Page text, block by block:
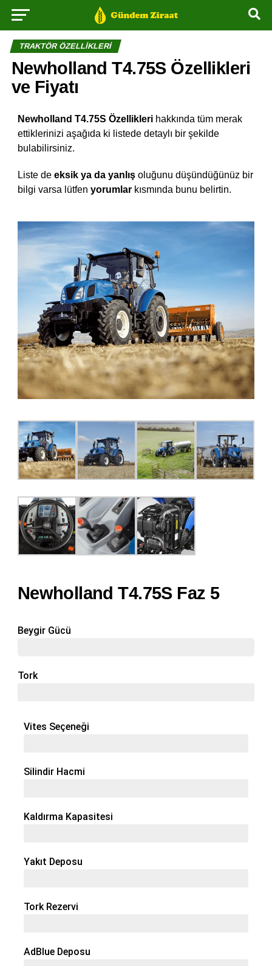
TRAKTÖR ÖZELLIKLERI
Newholland T4.75S Özellikleri
ve Fiyatı
Newholland T4.75S Özelliklerihakkında tüm merak
ettiklerinizi aşağıda ki listede detaylı bir şekilde
bulabilirsiniz.
Liste de eksik ya da yanlışoluğunu düşündüğünüz bir
bilgi varsa lütfen yorumlarkısmında bunu belirtin.
Newholland T4.75S Faz 5
Beygir Gücü
Tork
Vites Seçeneği
Silindir Hacmi
Kaldırma Kapasitesi
Yakıt Deposu
Tork Rezervi
AdBlue Deposu